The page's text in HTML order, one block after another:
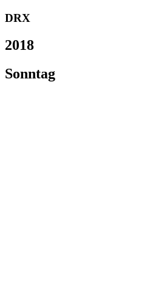
DRX
2018
Sonntag